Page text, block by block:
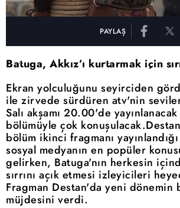
PAYLAŞ
Batuga, Akkız’ı kurtarmak için
Ekran yolculuğunu seyirciden
ile zirvede sürdüren atv'nin
Salı akşamı 20.00'de
bölümüyle çok
bölüm ikinci fragmanı
sosyal medyanın en popüler
gelirken, Batuga'nın herkesin
sırrını açık etmesi izleyicileri
Fragman Destan'da yeni dönemin
müjdesini verdi.